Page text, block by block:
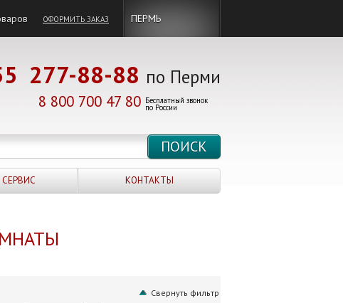
ОФОРМИТЬ ЗАКАЗ ПЕРМЬ
277-88-88 по Перми
8 800 700 47 80 Бесплатный звонок
по России
СЕРВИС КОНТАКТЫ
Свернуть фильтр